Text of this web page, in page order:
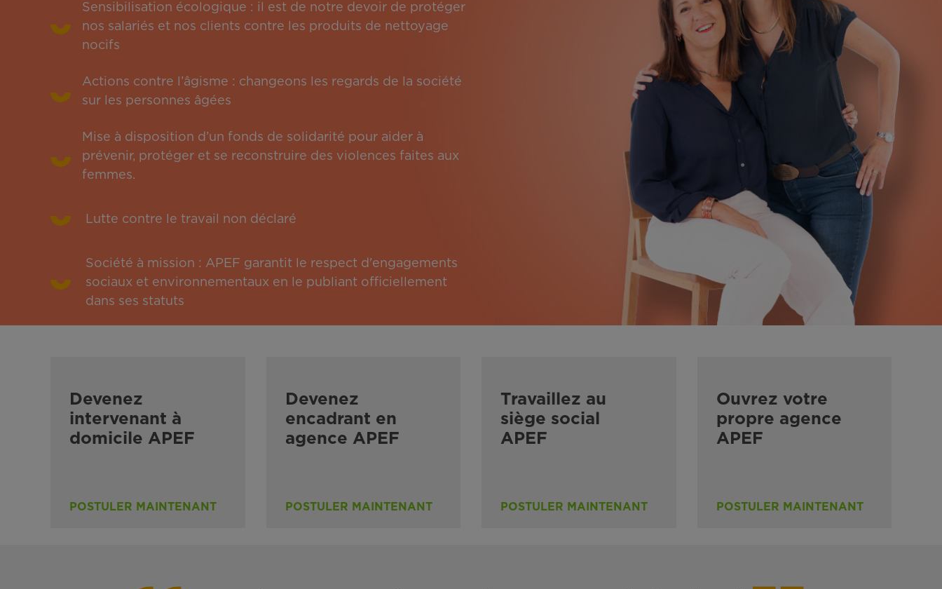
Sensibilisation écologique : il est de notre devoir de protéger
nos salariés et nos clients contre les produits de nettoyage
nocifs
Actions contre l’âgisme : changeons les regards de la société
sur les personnes âgées
Mise à disposition d’un fonds de solidarité pour aider à
prévenir, protéger et se reconstruire des violences faites aux
femmes.
Lutte contre le travail non déclaré
Société à mission : APEF garantit le respect d'engagements
sociaux et environnementaux en le publiant officiellement
dans ses statuts
Devenez
intervenant à
domicile APEF
POSTULER MAINTENANT
Devenez
encadrant en
agence APEF
POSTULER MAINTENANT
Travaillez au
siège social
APEF
POSTULER MAINTENANT
Ouvrez votre
propre agence
APEF
POSTULER MAINTENANT